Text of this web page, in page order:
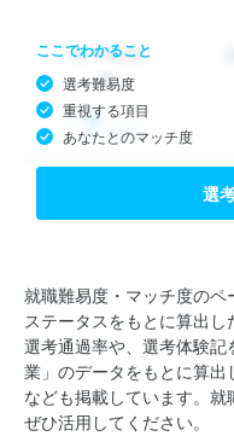
ここでわかること
選考難易度
重視する項目
あなたとのマッチ度
選
就職難易度・マッチ度の
ステータスをもとに算出し
選考通過率や、選考体験
業」のデータをもとに算
なども掲載しています。就
ぜひ活用してください。